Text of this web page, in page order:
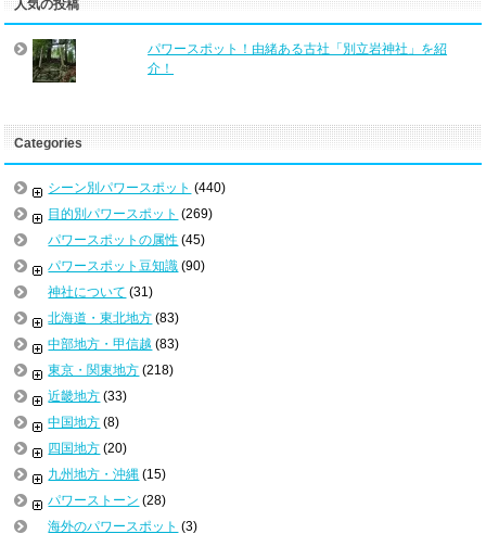
人気の投稿
パワースポット！由緒ある古社「別立岩神社」を紹
介！
Categories
シーン別パワースポット (440)
目的別パワースポット (269)
パワースポットの属性 (45)
パワースポット豆知識 (90)
神社について (31)
北海道・東北地方 (83)
中部地方・甲信越 (83)
東京・関東地方 (218)
近畿地方 (33)
中国地方 (8)
四国地方 (20)
九州地方・沖縄 (15)
パワーストーン (28)
海外のパワースポット (3)